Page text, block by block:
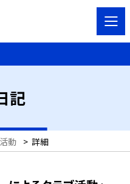
記
動 > 詳細